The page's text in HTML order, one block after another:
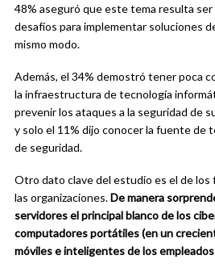
48% aseguró que este tema resulta ser
desafíos para implementar soluciones
mismo modo.
Además, el 34% demostró tener poca
la infraestructura de tecnología
prevenir los ataques a la seguridad de
y solo el 11% dijo conocer la fuente de
de seguridad.
Otro dato clave del estudio es el de los
las organizaciones.De manera
servidores el principal blanco de los
computadores portátiles (en un
móviles e inteligentes de los